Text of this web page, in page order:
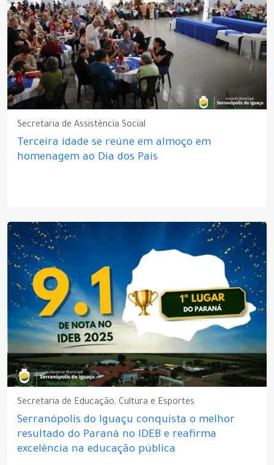
Secretaria de Assistência Social
Terceira idade se reúne em almoço em
homenagem ao Dia dos Pais
Secretaria de Educação, Cultura e Esportes
Serranópolis do Iguaçu conquista o melhor
resultado do Paraná no IDEB e reafirma
excelência na educação pública